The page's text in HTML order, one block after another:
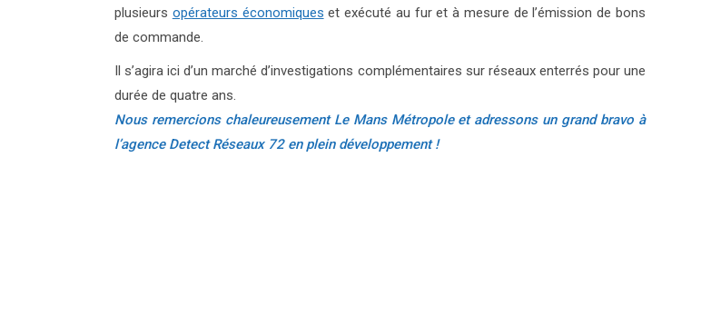
plusieurs opérateurs économiques et exécuté au fur et à mesure de l’émission de bons
de commande.
Il s’agira ici d’un marché d’investigations complémentaires sur réseaux enterrés pour une
durée de quatre ans.
Nous remercions chaleureusement Le Mans Métropole et adressons un grand bravo à
l’agence Detect Réseaux 72 en plein développement !